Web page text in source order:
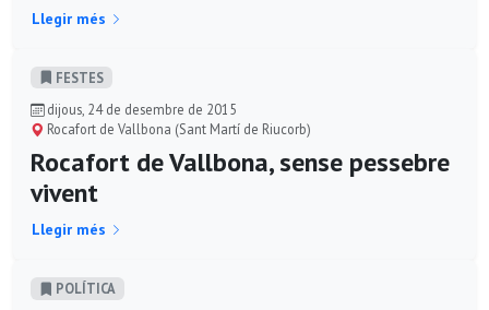
Llegir més
FESTES
dijous, 24 de desembre de 2015
Rocafort de Vallbona (Sant Martí de Riucorb)
Rocafort de Vallbona, sense pessebre
vivent
Llegir més
POLÍ­TICA